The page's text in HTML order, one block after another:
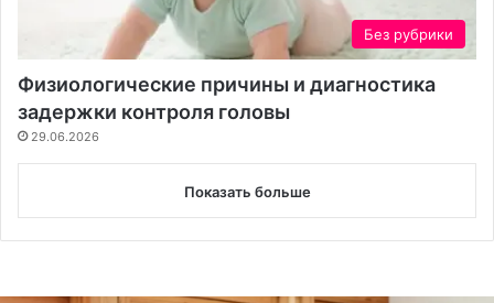
Без рубрики
Физиологические причины и диагностика
задержки контроля головы
29.06.2026
Показать больше